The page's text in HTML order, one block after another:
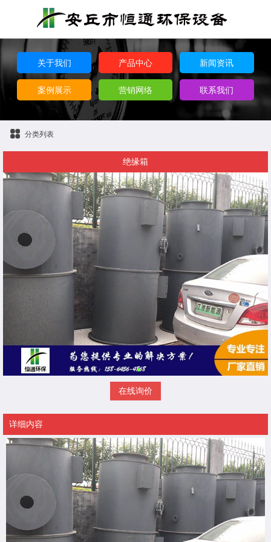
关于我们 产品中心 新闻资讯
案例展示 营销网络 联系我们
分类列表
绝缘箱
在线询价
详细内容